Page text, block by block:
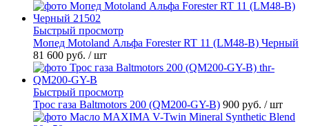
Быстрый просмотр
Мопед Motoland Альфа Forester RT 11 (LM48-B) Черный
81 600 руб. / шт
Быстрый просмотр
Трос газа Baltmotors 200 (QM200-GY-B) 900 руб. / шт